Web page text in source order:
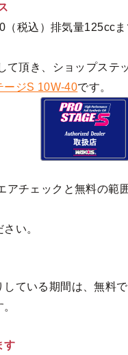
税込）排気量125cc
て頂き、ショップステ
ージS 10W-40です。
アチェックと無料の範
い。
ている期間は、無料
す